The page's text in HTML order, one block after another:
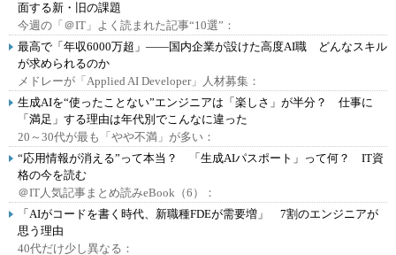
面する新・旧の課題
今週の「＠IT」よく読まれた記事“10選”：
最高で「年収6000万超」――国内企業が設けた高度AI職 どんなスキル
が求められるのか
メドレーが「Applied AI Developer」人材募集：
生成AIを“使ったことない”エンジニアは「楽しさ」が半分？ 仕事に
「満足」する理由は年代別でこんなに違った
20～30代が最も「やや不満」が多い：
“応用情報が消える”って本当？ 「生成AIパスポート」って何？ IT資
格の今を読む
＠IT人気記事まとめ読みeBook（6）：
「AIがコードを書く時代、新職種FDEが需要増」 7割のエンジニアが
思う理由
40代だけ少し異なる：